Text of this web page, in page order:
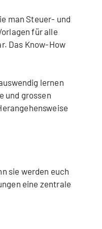
man Steuer- und
für alle
Das Know-How
lernen
und grossen
sie werden euch
eine zentrale